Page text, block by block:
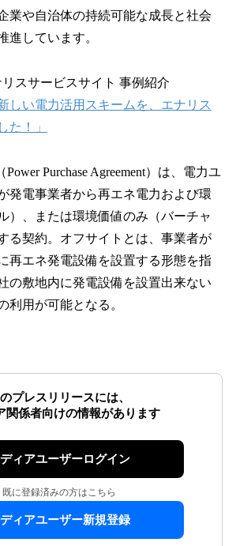
業や自治体の持続可能な成長と社会
進しています。
スサービスサイト 事例紹介
しい電力活用スキームを、エナリス
た！」
Purchase Agreement）は、電力ユ
発電事業者から再エネ電力および環
）、または環境価値のみ（バーチャ
る契約。オフサイトとは、事業者が
再エネ発電設備を設置する形態を指
の敷地内に発電設備を設置出来ない
利用が可能となる。
プレスリリースには、
関係者向けの情報があります
ディアユーザーログイン
既に登録済みの方はこちら
ディアユーザー新規登録